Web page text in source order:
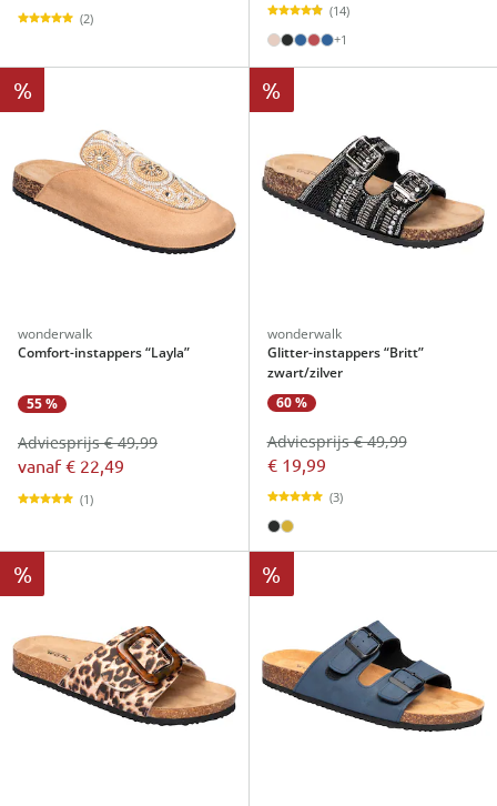
(2)
(14)
+1
%
wonderwalk
Comfort-instappers “Layla”
55 %
vanaf€ 22,49
Adviesprijs € 49,99
(1)
%
wonderwalk
Glitter-instappers “Britt”
zwart/zilver
60 %
€ 19,99
Adviesprijs € 49,99
(3)
% %